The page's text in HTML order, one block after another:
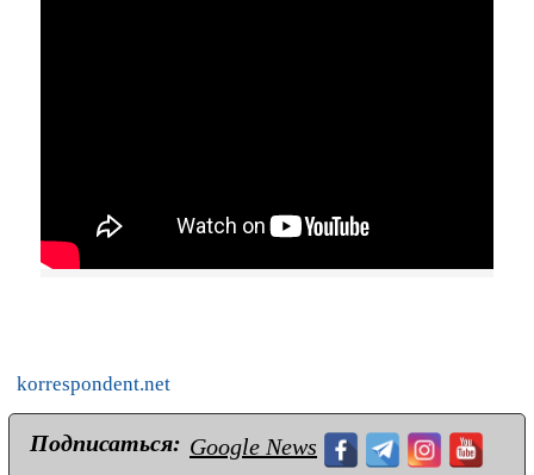
korrespondent.net
Подписаться: Google News